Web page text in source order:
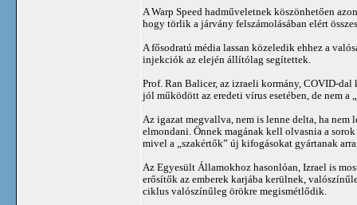
A Warp Speed hadműveletnek köszönhetően
hogy törlik a járvány felszámolásában elért
A fősodratú média lassan közeledik ehhez a
injekciók az elején állítólag segítettek.
Prof. Ran Balicer, az izraeli kormány, COVID-
jól működött az eredeti vírus esetében, de nem
Az igazat megvallva, nem is lenne delta, ha
elmondani. Önnek magának kell olvasnia a
mivel a „szakértők” új kifogásokat gyártanak
Az Egyesült Államokhoz hasonlóan, Izrael is
erősítők az emberek karjába kerülnek,
ciklus valószínűleg örökre megismétlődik.